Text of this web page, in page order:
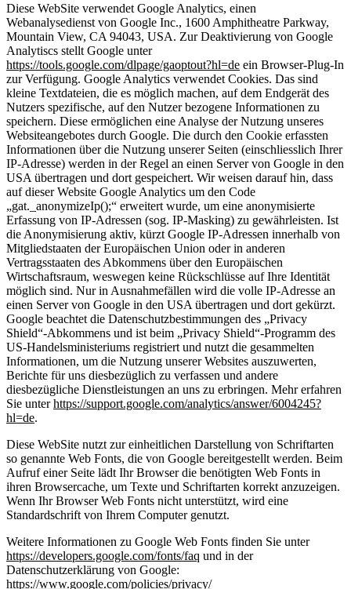
Diese WebSite verwendet Google Analytics, einen
Webanalysedienst von Google Inc., 1600 Amphitheatre Parkway,
Mountain View, CA 94043, USA. Zur Deaktivierung von Google
Analytiscs stellt Google unter
https://tools.google.com/dlpage/gaoptout?hl=de ein Browser-Plug-In
zur Verfügung. Google Analytics verwendet Cookies. Das sind
kleine Textdateien, die es möglich machen, auf dem Endgerät des
Nutzers spezifische, auf den Nutzer bezogene Informationen zu
speichern. Diese ermöglichen eine Analyse der Nutzung unseres
Websiteangebotes durch Google. Die durch den Cookie erfassten
Informationen über die Nutzung unserer Seiten (einschliesslich Ihrer
IP-Adresse) werden in der Regel an einen Server von Google in den
USA übertragen und dort gespeichert. Wir weisen darauf hin, dass
auf dieser Website Google Analytics um den Code
„gat._anonymizeIp();“ erweitert wurde, um eine anonymisierte
Erfassung von IP-Adressen (sog. IP-Masking) zu gewährleisten. Ist
die Anonymisierung aktiv, kürzt Google IP-Adressen innerhalb von
Mitgliedstaaten der Europäischen Union oder in anderen
Vertragsstaaten des Abkommens über den Europäischen
Wirtschaftsraum, weswegen keine Rückschlüsse auf Ihre Identität
möglich sind. Nur in Ausnahmefällen wird die volle IP-Adresse an
einen Server von Google in den USA übertragen und dort gekürzt.
Google beachtet die Datenschutzbestimmungen des „Privacy
Shield“-Abkommens und ist beim „Privacy Shield“-Programm des
US-Handelsministeriums registriert und nutzt die gesammelten
Informationen, um die Nutzung unserer Websites auszuwerten,
Berichte für uns diesbezüglich zu verfassen und andere
diesbezügliche Dienstleistungen an uns zu erbringen. Mehr erfahren
Sie unterhttps://support.google.com/analytics/answer/6004245?
hl=de.
Diese WebSite nutzt zur einheitlichen Darstellung von Schriftarten
so genannte Web Fonts, die von Google bereitgestellt werden. Beim
Aufruf einer Seite lädt Ihr Browser die benötigten Web Fonts in
ihren Browsercache, um Texte und Schriftarten korrekt anzuzeigen.
Wenn Ihr Browser Web Fonts nicht unterstützt, wird eine
Standardschrift von Ihrem Computer genutzt.
Weitere Informationen zu Google Web Fonts finden Sie unter
https://developers.google.com/fonts/faq und in der
Datenschutzerklärung von Google:
https://www.google.com/policies/privacy/